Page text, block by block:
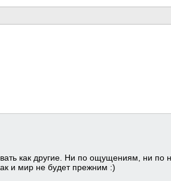
как другие. Ни по ощущениям, ни по
и мир не будет прежним :)